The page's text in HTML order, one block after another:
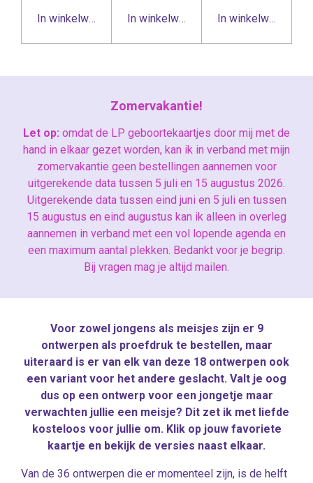
In winkelwagen In winkelwagen In winkelwagen
Zomervakantie!
Let op: omdat de LP geboortekaartjes door mij met de
hand in elkaar gezet worden, kan ik in verband met mijn
zomervakantie geen bestellingen aannemen voor
uitgerekende data tussen 5 juli en 15 augustus 2026.
Uitgerekende data tussen eind juni en 5 juli en tussen
15 augustus en eind augustus kan ik alleen in overleg
aannemen in verband met een vol lopende agenda en
een maximum aantal plekken. Bedankt voor je begrip.
Bij vragen mag je altijd mailen.
Voor zowel jongens als meisjes zijn er 9
ontwerpen als proefdruk te bestellen, maar
uiteraard is er van elk van deze 18 ontwerpen ook
een variant voor het andere geslacht. Valt je oog
dus op een ontwerp voor een jongetje maar
verwachten jullie een meisje? Dit zet ik met liefde
kosteloos voor jullie om. Klik op jouw favoriete
kaartje en bekijk de versies naast elkaar.
Van de 36 ontwerpen die er momenteel zijn, is de helft